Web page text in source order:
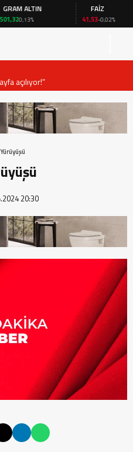
ALTIN
0,13%
FAİZ
41,53 -0,02%
açılıyor!”
20:30